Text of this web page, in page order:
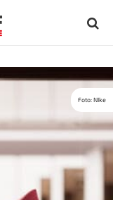
Foto: NIke